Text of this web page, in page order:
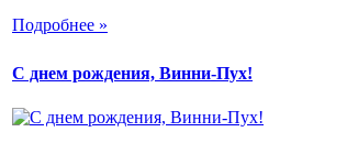
Подробнее »
С днем рождения, Винни-Пух!